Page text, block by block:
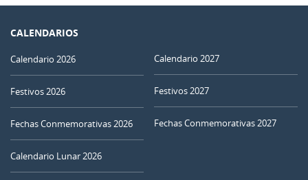
CALENDARIOS
Calendario 2026
Festivos 2026
Fechas Conmemorativas 2026
Calendario Lunar 2026
Calendario 2027
Festivos 2027
Fechas Conmemorativas 2027